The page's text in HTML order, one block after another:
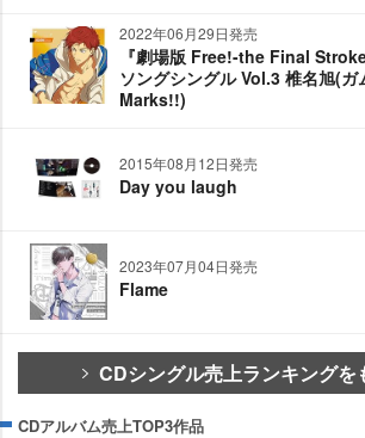
2022年06月29日発売
『劇場版 Free!-the Final
ソングシングル Vol.3 椎名旭(
Marks!!)
2015年08月12日発売
Day you laugh
2023年07月04日発売
Flame
CDシングル売上ランキングを
CDアルバム売上TOP3作品